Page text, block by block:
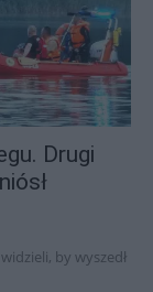
Drugi
by wyszedł